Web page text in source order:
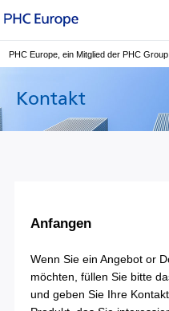
PHC Europe, ein Mitglied der PHC Group
Kontakt